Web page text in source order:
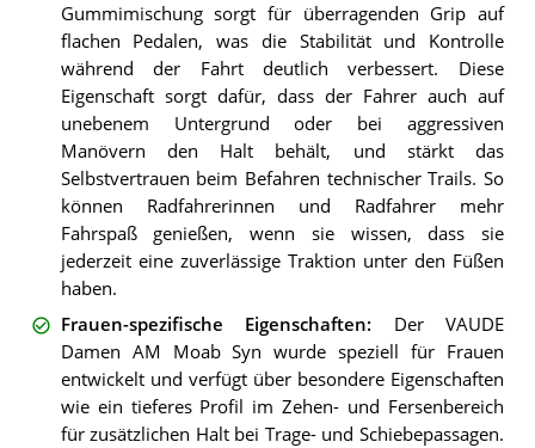
Gummimischung sorgt für überragenden Grip auf
flachen Pedalen, was die Stabilität und Kontrolle
während der Fahrt deutlich verbessert. Diese
Eigenschaft sorgt dafür, dass der Fahrer auch auf
unebenem Untergrund oder bei aggressiven
Manövern den Halt behält, und stärkt das
Selbstvertrauen beim Befahren technischer Trails. So
können Radfahrerinnen und Radfahrer mehr
Fahrspaß genießen, wenn sie wissen, dass sie
jederzeit eine zuverlässige Traktion unter den Füßen
haben.
Frauen-spezifische Eigenschaften: Der VAUDE
Damen AM Moab Syn wurde speziell für Frauen
entwickelt und verfügt über besondere Eigenschaften
wie ein tieferes Profil im Zehen- und Fersenbereich
für zusätzlichen Halt bei Trage- und Schiebepassagen.